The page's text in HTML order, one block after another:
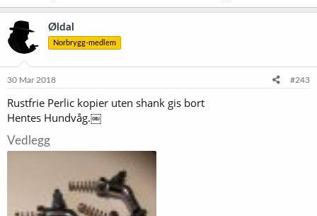
Øldal
Norbrygg-medlem
30 Mar 2018 #243
Rustfrie Perlic kopier uten shank gis bort
Hentes Hundvåg.￼
Vedlegg